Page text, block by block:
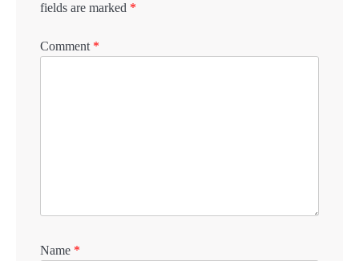
fields are marked *
Comment *
Name *